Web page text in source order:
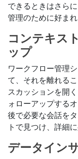
できるときはさら
管理のために好まれ
コンテキス
ップ
ワークフロー管理
て、それを離れる
スカッションを開
ォローアップする
後で必要な会話を
トで見つけ、詳細
データイン